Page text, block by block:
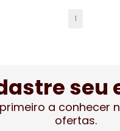
1
seu
a conhecer
ofertas.